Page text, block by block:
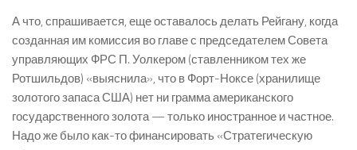
А что, спрашивается, еще оставалось делать Рейгану, когда
созданная им комиссия во главе с председателем Совета
управляющих ФРС П. Уолкером (ставленником тех же
Ротшильдов) «выяснила», что в Форт-Ноксе (хранилище
золотого запаса США) нет ни грамма американского
государственного золота — только иностранное и частное.
Надо же было как-то финансировать «Стратегическую